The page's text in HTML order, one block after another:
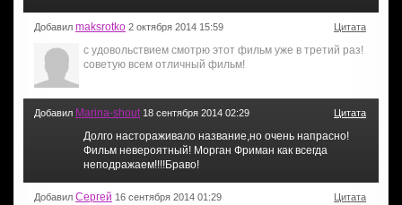
Добавил maksrotko 2 октября 2014 15:59 Цитата
с удовольствием смотрю этот фильм уже в третий раз!
советую всем отличный фильм!
Добавил Marina-shout 18 сентября 2014 02:29 Цитата
Долго настораживало название,но очень напрасно!
Фильм невероятный! Морган Фриман как всегда
неподражаем!!!!Браво!
Добавил Сергей 16 сентября 2014 01:29 Цитата